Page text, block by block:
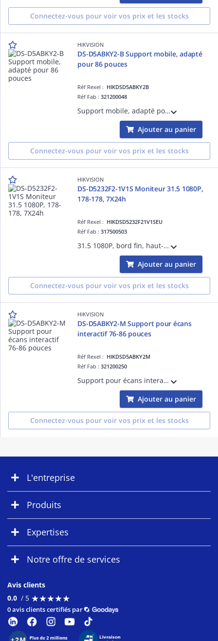
Connectez-vous pour voir vos prix et les stocks
HIKVISION
DS-D5ABKY2-B Support mobile, adapté
pour 86 pouces
Réf Rexel : HIKDSD5ABKY2B
Réf Fab :321200048
Support mobile, adapté pour 86 pouces, gris argent, plaque d'acier SPCC de haute qualité
Ajouter au panier
Connectez-vous pour voir vos prix et les stocks
HIKVISION
DS-D5232F2-1V1S Moniteur 31.5 1080P,
178-178, 7X24h
Réf Rexel : HIKDSD5232F21V1SEU
Réf Fab :317500503
31.5 1080P, bord fin, haut-parleur intégré, entrée HDMI-VGA, angle de vue : 178°-178°, 250 cd-m², boîtier en plastique, VESA, support de base inclus, 7X24h
Ajouter au panier
Connectez-vous pour voir vos prix et les stocks
HIKVISION
DS-D5ABKY2-M Support pour écans
interactif 76-86 pouces
Réf Rexel : HIKDSD5ABKY2M
Réf Fab :321200250
Support pour écans interactif 76-86 pouces
Ajouter au panier
Connectez-vous pour voir vos prix et les stocks
L'entreprise
Produits
Expertises
Notre offre de services
Avis clients
0.0 / 5 ★★★★★
★★★★★
0 avis clients certifiés par